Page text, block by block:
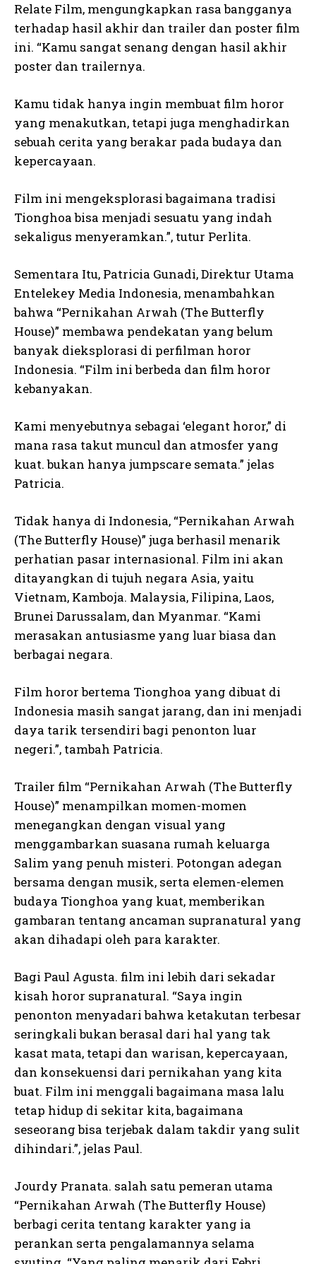
Relate Film, mengungkapkan rasa bangganya
terhadap hasil akhir dan trailer dan poster film
ini. “Kamu sangat senang dengan hasil akhir
poster dan trailernya.
Kamu tidak hanya ingin membuat film horor
yang menakutkan, tetapi juga menghadirkan
sebuah cerita yang berakar pada budaya dan
kepercayaan.
Film ini mengeksplorasi bagaimana tradisi
Tionghoa bisa menjadi sesuatu yang indah
sekaligus menyeramkan.”, tutur Perlita.
Sementara Itu, Patricia Gunadi, Direktur Utama
Entelekey Media Indonesia, menambahkan
bahwa “Pernikahan Arwah (The Butterfly
House)” membawa pendekatan yang belum
banyak dieksplorasi di perfilman horor
Indonesia. “Film ini berbeda dan film horor
kebanyakan.
Kami menyebutnya sebagai ‘elegant horor,” di
mana rasa takut muncul dan atmosfer yang
kuat. bukan hanya jumpscare semata.” jelas
Patricia.
Tidak hanya di Indonesia, “Pernikahan Arwah
(The Butterfly House)” juga berhasil menarik
perhatian pasar internasional. Film ini akan
ditayangkan di tujuh negara Asia, yaitu
Vietnam, Kamboja. Malaysia, Filipina, Laos,
Brunei Darussalam, dan Myanmar. “Kami
merasakan antusiasme yang luar biasa dan
berbagai negara.
Film horor bertema Tionghoa yang dibuat di
Indonesia masih sangat jarang, dan ini menjadi
daya tarik tersendiri bagi penonton luar
negeri.”, tambah Patricia.
Trailer film “Pernikahan Arwah (The Butterfly
House)” menampilkan momen-momen
menegangkan dengan visual yang
menggambarkan suasana rumah keluarga
Salim yang penuh misteri. Potongan adegan
bersama dengan musik, serta elemen-elemen
budaya Tionghoa yang kuat, memberikan
gambaran tentang ancaman supranatural yang
akan dihadapi oleh para karakter.
Bagi Paul Agusta. film ini lebih dari sekadar
kisah horor supranatural. “Saya ingin
penonton menyadari bahwa ketakutan terbesar
seringkali bukan berasal dari hal yang tak
kasat mata, tetapi dan warisan, kepercayaan,
dan konsekuensi dari pernikahan yang kita
buat. Film ini menggali bagaimana masa lalu
tetap hidup di sekitar kita, bagaimana
seseorang bisa terjebak dalam takdir yang sulit
dihindari.”, jelas Paul.
Jourdy Pranata. salah satu pemeran utama
“Pernikahan Arwah (The Butterfly House)
berbagi cerita tentang karakter yang ia
perankan serta pengalamannya selama